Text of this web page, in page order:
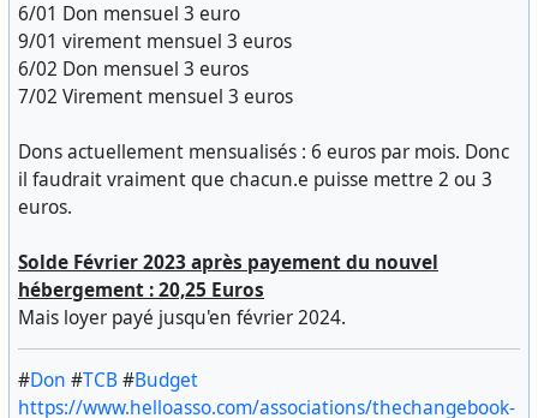
6/01 Don mensuel 3 euro
9/01 virement mensuel 3 euros
6/02 Don mensuel 3 euros
7/02 Virement mensuel 3 euros
Dons actuellement mensualisés : 6 euros par mois. Donc
il faudrait vraiment que chacun.e puisse mettre 2 ou 3
euros.
Solde Février 2023 après payement du nouvel
hébergement : 20,25 Euros
Mais loyer payé jusqu'en février 2024.
#Don #TCB#Budget
https://www.helloasso.com/associations/thechangebook-